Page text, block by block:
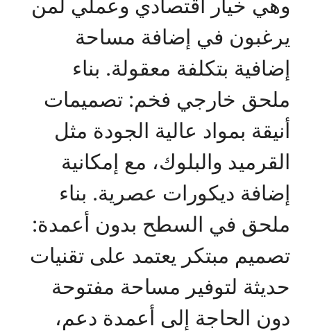
وهي خيار اقتصادي وعملي لمن
يرغبون في إضافة مساحة
إضافية بتكلفة معقولة. بناء
ملحق خارجي فخم: تصميمات
أنيقة بمواد عالية الجودة مثل
القرميد والبلوك، مع إمكانية
إضافة ديكورات عصرية. بناء
ملحق في السطح بدون أعمدة:
تصميم مبتكر يعتمد على تقنيات
حديثة لتوفير مساحة مفتوحة
دون الحاجة إلى أعمدة دعم،